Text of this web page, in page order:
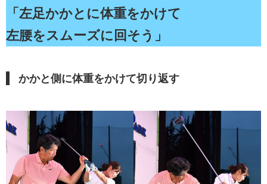
「左足かかとに体重をかけて
左腰をスムーズに回そう」
かかと側に体重をかけて切り返す